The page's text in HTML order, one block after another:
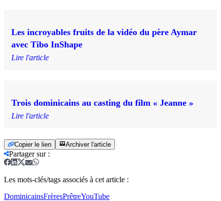
Les incroyables fruits de la vidéo du père Aymar
avec Tibo InShape
Lire l'article
Trois dominicains au casting du film « Jeanne »
Lire l'article
Copier le lien Archiver l'article
Partager sur:
Les mots-clés/tags associés à cet article :
DominicainsFrèresPrêtreYouTube